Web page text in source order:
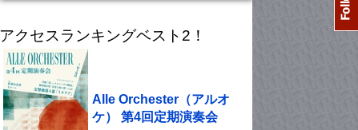
アクセスランキングベスト2！
Alle Orchester（アルオ
ケ） 第4回定期演奏会